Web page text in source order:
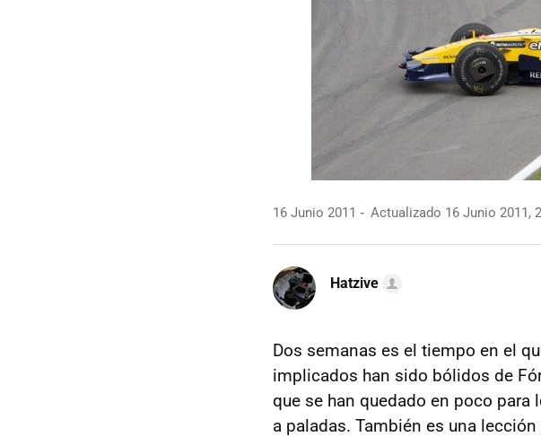
16 Junio 2011 Actualizado 16 Junio 2011,
Hatzive
Dos semanas es el tiempo en el
implicados han sido bólidos de
que se han quedado en poco
a paladas. También es una